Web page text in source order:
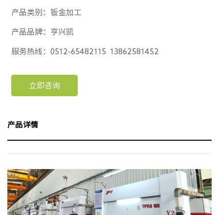
产品类别：钣金加工
产品品牌：亨兴凯
服务热线：0512-65482115 13862581452
立即咨询
产品详情